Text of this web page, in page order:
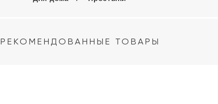
РЕКОМЕНДОВАННЫЕ ТОВАРЫ